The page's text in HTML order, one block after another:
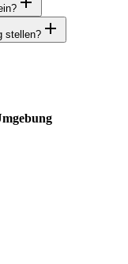
stellen?